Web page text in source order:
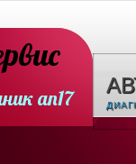
ап17